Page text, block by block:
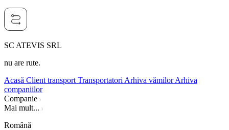
SC ATEVIS SRL
nu are rute.
Acasă Client transport Transportatori Arhiva vămilor Arhiva
companiilor
Companie
Mai mult...
Română